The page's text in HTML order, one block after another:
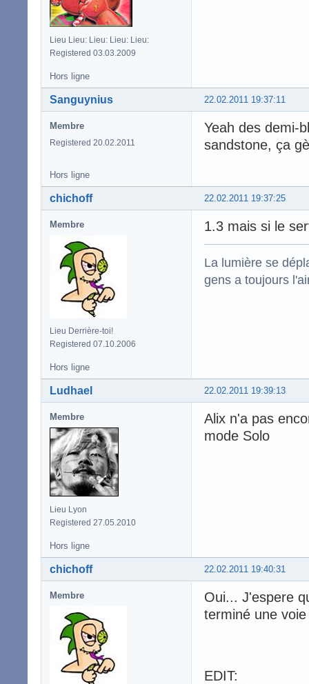
Lieu Lieu: Lieu: Lieu: Lieu:
Registered 03.03.2009
Hors ligne
22.02.2011 19:37:11
Sanguynius
Membre
Registered 20.02.2011
Yeah des demi-
sandstone, ça
Hors ligne
22.02.2011 19:37:25
chichoff
Membre
Lieu Derrière-toi!
Registered 07.10.2006
1.3 mais si le
La lumière se
gens a toujours
Hors ligne
22.02.2011 19:39:13
Ludhael
Membre
Lieu Lyon
Registered 27.05.2010
Alix n'a pas
mode Solo
Hors ligne
22.02.2011 19:40:31
chichoff
Membre
Oui... J'espere
terminé une
EDIT: